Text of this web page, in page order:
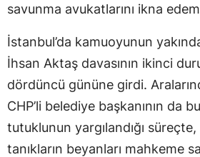
savunma avukatlarını ikna
İstanbul’da kamuoyunun
İhsan Aktaş davasının ikinci
dördüncü gününe girdi.
CHP’li belediye başkanının da
tutuklunun yargılandığı
tanıkların beyanları mahkeme